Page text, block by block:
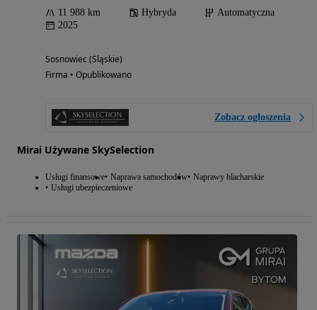
11 988 km Hybryda
Automatyczna
2025
Sosnowiec (Śląskie)
Firma • Opublikowano
Zobacz ogłoszenia
Mirai Używane SkySelection
Usługi finansowe Naprawa samochodów Naprawy blacharskie
Usługi ubezpieczeniowe